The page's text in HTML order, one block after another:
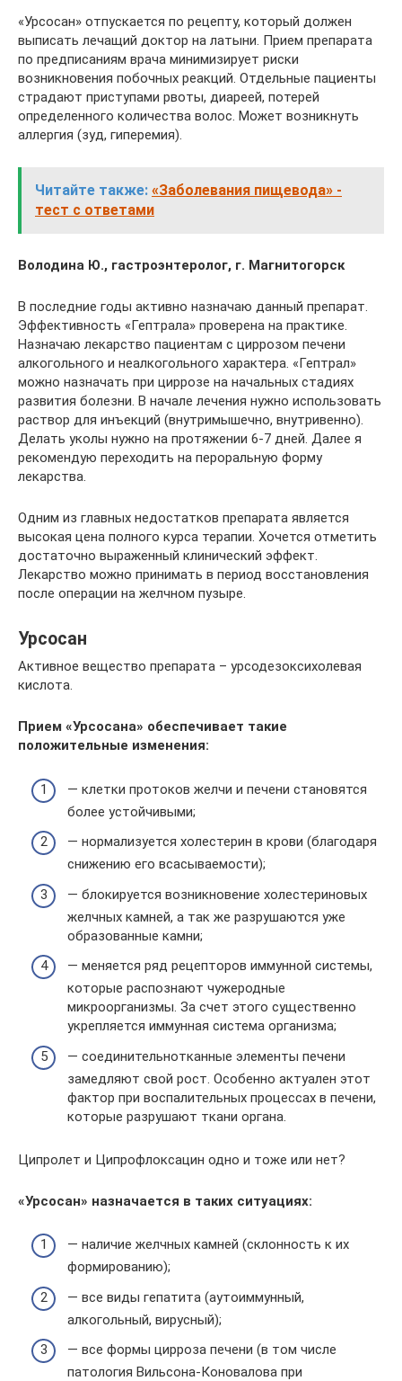
«Урсосан» отпускается по рецепту, который должен
выписать лечащий доктор на латыни. Прием препарата
по предписаниям врача минимизирует риски
возникновения побочных реакций. Отдельные пациенты
страдают приступами рвоты, диареей, потерей
определенного количества волос. Может возникнуть
аллергия (зуд, гиперемия).
Читайте также: «Заболевания пищевода» -
тест с ответами
Володина Ю., гастроэнтеролог, г. Магнитогорск
В последние годы активно назначаю данный препарат.
Эффективность «Гептрала» проверена на практике.
Назначаю лекарство пациентам с циррозом печени
алкогольного и неалкогольного характера. «Гептрал»
можно назначать при циррозе на начальных стадиях
развития болезни. В начале лечения нужно использовать
раствор для инъекций (внутримышечно, внутривенно).
Делать уколы нужно на протяжении 6-7 дней. Далее я
рекомендую переходить на пероральную форму
лекарства.
Одним из главных недостатков препарата является
высокая цена полного курса терапии. Хочется отметить
достаточно выраженный клинический эффект.
Лекарство можно принимать в период восстановления
после операции на желчном пузыре.
Урсосан
Активное вещество препарата – урсодезоксихолевая
кислота.
Прием «Урсосана» обеспечивает такие
положительные изменения:
— клетки протоков желчи и печени становятся
более устойчивыми;
— нормализуется холестерин в крови (благодаря
снижению его всасываемости);
— блокируется возникновение холестериновых
желчных камней, а так же разрушаются уже
образованные камни;
— меняется ряд рецепторов иммунной системы,
которые распознают чужеродные
микроорганизмы. За счет этого существенно
укрепляется иммунная система организма;
— соединительнотканные элементы печени
замедляют свой рост. Особенно актуален этот
фактор при воспалительных процессах в печени,
которые разрушают ткани органа.
Ципролет и Ципрофлоксацин одно и тоже или нет?
«Урсосан» назначается в таких ситуациях:
— наличие желчных камней (склонность к их
формированию);
— все виды гепатита (аутоиммунный,
алкогольный, вирусный);
— все формы цирроза печени (в том числе
патология Вильсона-Коновалова при